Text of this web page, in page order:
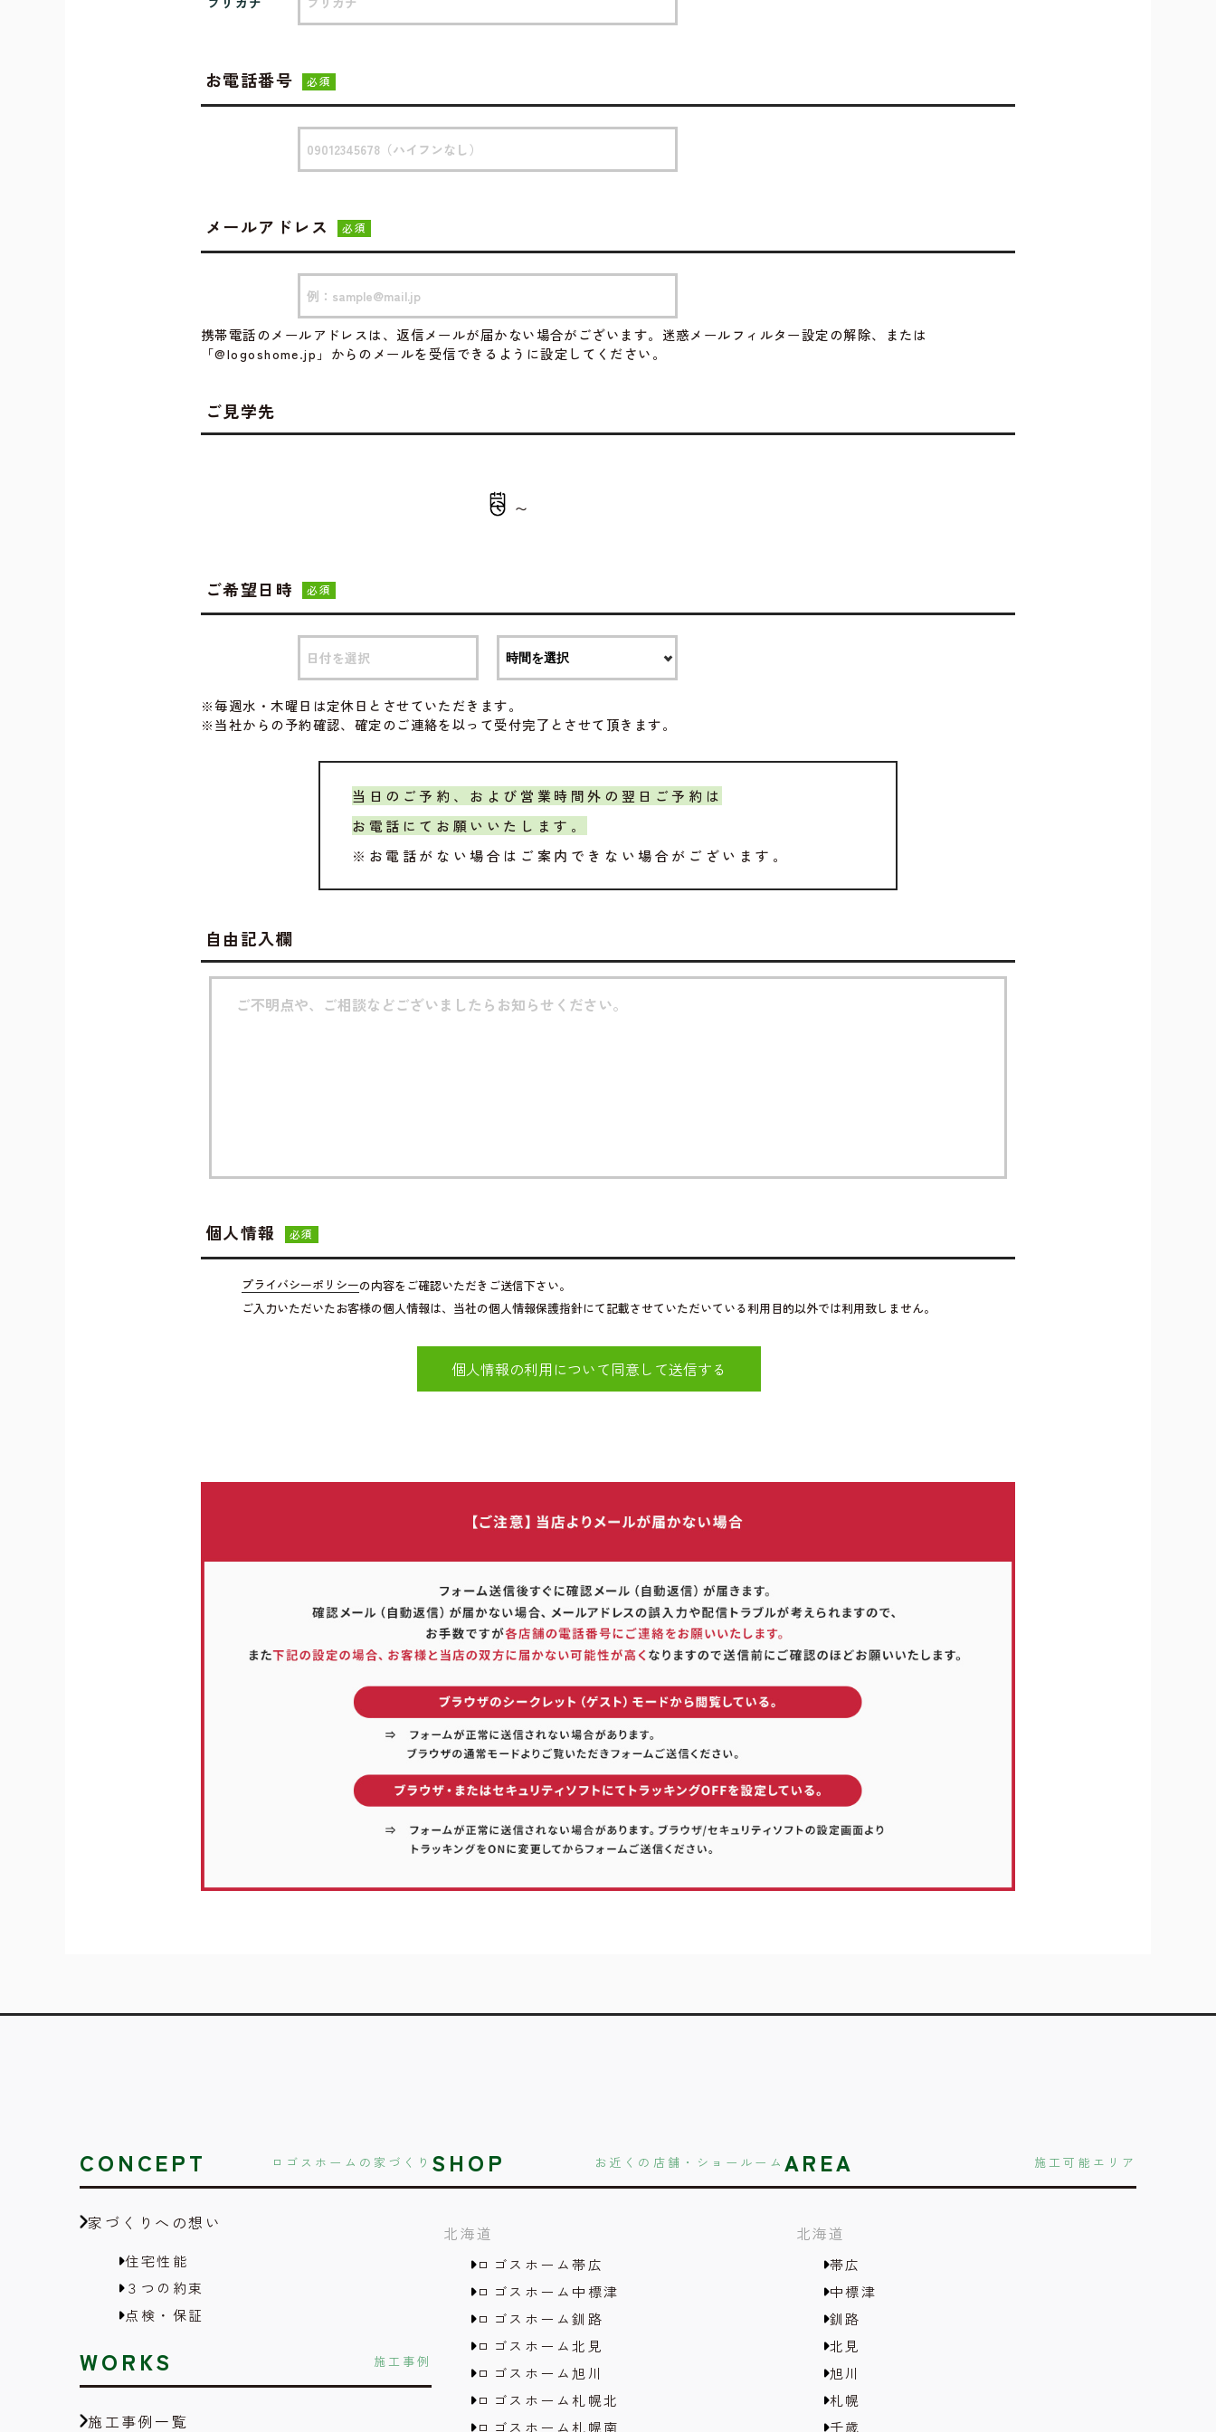
お電話番号 必須
メールアドレス 必須
携帯電話のメールアドレスは、返信メールが届かない場合がございます。迷惑メールフィルター設定の解除、または
「@logoshome.jp」からのメールを受信できるように設定してください。
ご見学先
〜
ご希望日時 必須
※毎週水・木曜日は定休日とさせていただきます。
※当社からの予約確認、確定のご連絡を以って受付完了とさせて頂きます。
当日のご予約、および営業時間外の翌日ご予約は
お電話にてお願いいたします。
※お電話がない場合はご案内できない場合がございます。
自由記入欄
個人情報 必須
プライバシーポリシーの内容をご確認いただきご送信下さい。
ご入力いただいたお客様の個人情報は、当社の個人情報保護指針にて記載させていただいている利用目的以外では利用致しません。
CONCEPT ロゴスホームの家づくり
家づくりへの想い
住宅性能
３つの約束
点検・保証
WORKS 施工事例
施工事例一覧
SHOP お近くの店舗・ショールーム
北海道
ロゴスホーム帯広
ロゴスホーム中標津
ロゴスホーム釧路
ロゴスホーム北見
ロゴスホーム旭川
ロゴスホーム札幌北
ロゴスホーム札幌南
AREA 施工可能エリア
北海道
帯広
中標津
釧路
北見
旭川
札幌
千歳